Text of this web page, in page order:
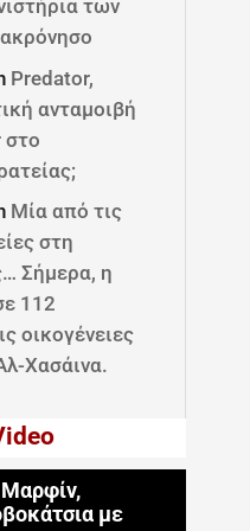
των
Predator,
ανταμοιβή
στο
Μία από τις
στη
Σήμερα, η
112
οικογένειες
Χασάινα.
με